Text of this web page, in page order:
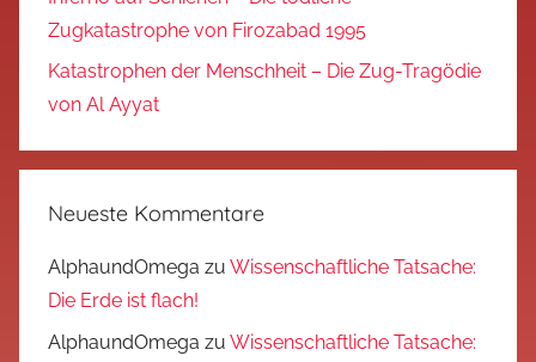
Zugkatastrophe von Firozabad 1995
Katastrophen der Menschheit – Die Zug-Tragödie
von Al Ayyat
Neueste Kommentare
AlphaundOmega zu Wissenschaftliche Tatsache:
Die Erde ist flach!
AlphaundOmega zu Wissenschaftliche Tatsache: